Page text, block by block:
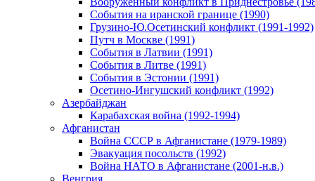
События на иранской границе (1990)
Грузино-Ю.Осетинский конфликт (1991-1992)
Путч в Москве (1991)
События в Латвии (1991)
События в Литве (1991)
События в Эстонии (1991)
Осетино-Ингушский конфликт (1992)
Азербайджан
Карабахская война (1992-1994)
Афганистан
Война СССР в Афганистане (1979-1989)
Эвакуация посольств (1992)
Война НАТО в Афганистане (2001-н.в.)
Венгрия